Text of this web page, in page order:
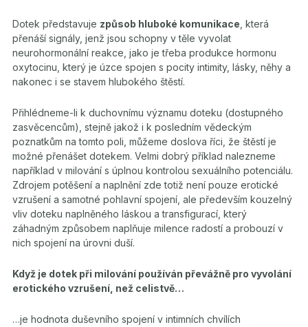
Dotek představuje způsob hluboké komunikace , která
přenáší signály, jenž jsou schopny v těle vyvolat
neurohormonální reakce, jako je třeba produkce hormonu
oxytocinu, který je úzce spojen s pocity intimity, lásky, něhy a
nakonec i se stavem hlubokého štěstí.
Přihlédneme-li k duchovnímu významu doteku (dostupného
zasvěcencům), stejně jakož i k posledním vědeckým
poznatkům na tomto poli, můžeme doslova říci, že štěstí je
možné přenášet dotekem. Velmi dobrý příklad nalezneme
například v milování s úplnou kontrolou sexuálního potenciálu.
Zdrojem potěšení a naplnění zde totiž není pouze erotické
vzrušení a samotné pohlavní spojení, ale především kouzelný
vliv doteku naplněného láskou a transfigurací, který
záhadným způsobem naplňuje milence radostí a probouzí v
nich spojení na úrovni duší.
Když je dotek při milování používán převážně pro vyvolání
erotického vzrušení, než celistvě…
…je hodnota duševního spojení v intimních chvílích